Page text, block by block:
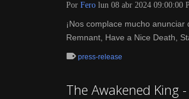
Por Fero lun 08 abr 2024 09:00:00
¡Nos complace mucho
Remnant, Have a Nice Death,
press-release
The Awakened King